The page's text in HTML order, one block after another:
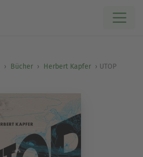
Bücher Herbert Kapfer UTOP